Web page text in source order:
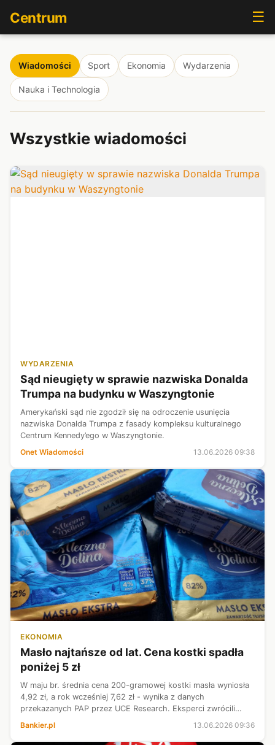
Centrum ☰
Wiadomości Sport Ekonomia Wydarzenia
Nauka i Technologia
Wszystkie wiadomości
WYDARZENIA
Sąd nieugięty w sprawie nazwiska Donalda
Trumpa na budynku w Waszyngtonie
Amerykański sąd nie zgodził się na odroczenie usunięcia
nazwiska Donalda Trumpa z fasady kompleksu kulturalnego
Centrum Kennedy’ego w Waszyngtonie.
Onet Wiadomości
13.06.2026 09:38
EKONOMIA
Masło najtańsze od lat. Cena kostki spadła
poniżej 5 zł
W maju br. średnia cena 200-gramowej kostki masła wyniosła
4,92 zł, a rok wcześniej 7,62 zł - wynika z danych
przekazanych PAP przez UCE Research. Eksperci zwrócili
wzrostu cen w najbliższych mie...
Bankier.pl 13.06.2026 09:36